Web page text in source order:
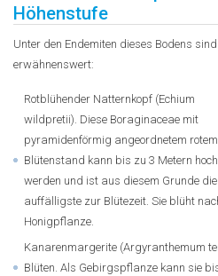
Höhenstufe
Unter den Endemiten dieses Bodens sind
erwähnenswert:
Rotblühender Natternkopf (Echium
wildpretii). Diese Boraginaceae mit
pyramidenförmig angeordnetem rotem
Blütenstand kann bis zu 3 Metern hoch
werden und ist aus diesem Grunde die
auffälligste zur Blütezeit. Sie blüht
Honigpflanze.
Kanarenmargerite (Argyranthemum
Blüten. Als Gebirgspflanze kann sie